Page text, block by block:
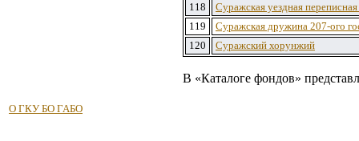
118
Суражская уездная
119
Суражская дружина 207-ого
120
Суражский хорунжий
В «Каталоге фондов»
О ГКУ БО ГАБО